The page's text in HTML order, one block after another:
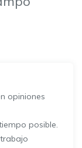
opiniones
posible.